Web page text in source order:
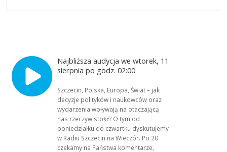
Najbliższa audycja we wtorek, 11
sierpnia po godz. 02:00
Szczecin, Polska, Europa, Świat – jak
decyzje polityków i naukowców oraz
wydarzenia wpływają na otaczającą
nas rzeczywistość? O tym od
poniedziałku do czwartku dyskutujemy
w Radiu Szczecin na Wieczór. Po 20
czekamy na Państwa komentarze,